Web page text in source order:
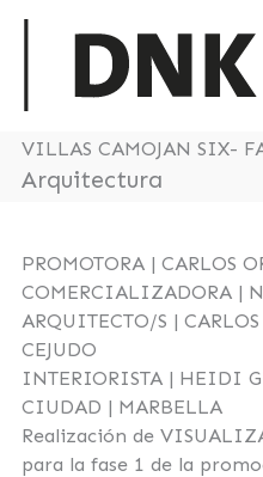
VILLAS CAMOJAN SIX-
Arquitectura
PROMOTORA | CARLOS
COMERCIALIZADORA |
ARQUITECTO/S |
CEJUDO
INTERIORISTA | HEIDI
CIUDAD | MARBELLA
Realización de
para la fase 1 de la